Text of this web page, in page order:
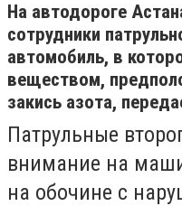
На автодороге
сотрудники
автомобиль, в
веществом,
закись азота,
Патрульные
внимание на
на обочине с